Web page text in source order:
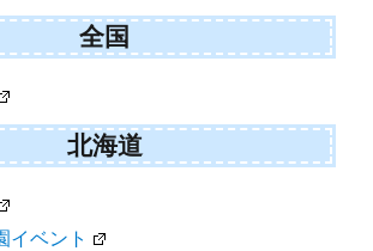
全国
北海道
イベント